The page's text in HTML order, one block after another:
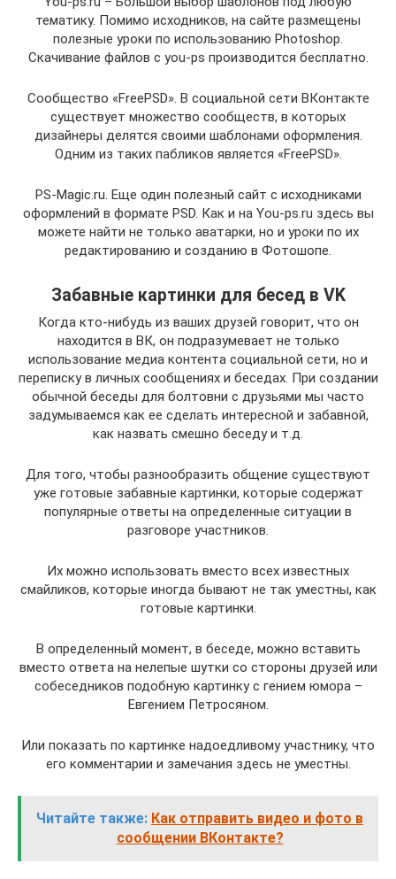
тематику. Помимо исходников, на сайте размещены
полезные уроки по использованию Photoshop.
Скачивание файлов с you-ps производится бесплатно.
Сообщество «FreePSD». В социальной сети ВКонтакте
существует множество сообществ, в которых
дизайнеры делятся своими шаблонами оформления.
Одним из таких пабликов является «FreePSD».
PS-Magic.ru. Еще один полезный сайт с исходниками
оформлений в формате PSD. Как и на You-ps.ru здесь вы
можете найти не только аватарки, но и уроки по их
редактированию и созданию в Фотошопе.
Забавные картинки для бесед в VK
Когда кто-нибудь из ваших друзей говорит, что он
находится в ВК, он подразумевает не только
использование медиа контента социальной сети, но и
переписку в личных сообщениях и беседах. При создании
обычной беседы для болтовни с друзьями мы часто
задумываемся как ее сделать интересной и забавной,
как назвать смешно беседу и т.д.
Для того, чтобы разнообразить общение существуют
уже готовые забавные картинки, которые содержат
популярные ответы на определенные ситуации в
разговоре участников.
Их можно использовать вместо всех известных
смайликов, которые иногда бывают не так уместны, как
готовые картинки.
В определенный момент, в беседе, можно вставить
вместо ответа на нелепые шутки со стороны друзей или
собеседников подобную картинку с гением юмора –
Евгением Петросяном.
Или показать по картинке надоедливому участнику, что
его комментарии и замечания здесь не уместны.
Читайте также: Как отправить видео и фото в
сообщении ВКонтакте?